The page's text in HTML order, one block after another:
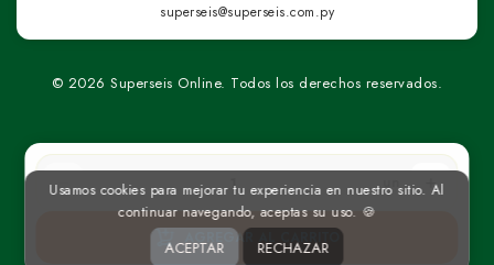
un
AGREGAR AL CARRITO
superseis@superseis.com.py
© 2026 Superseis Online. Todos los derechos reservados.
Usamos cookies para mejorar tu experiencia en nuestro sitio. Al
continuar navegando, aceptas su uso. 🍪
ACEPTAR RECHAZAR